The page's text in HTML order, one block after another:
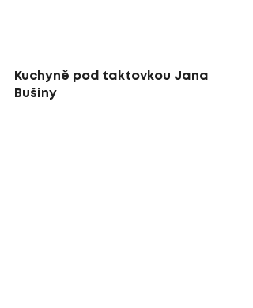
Kuchyně pod taktovkou Jana
Bušiny